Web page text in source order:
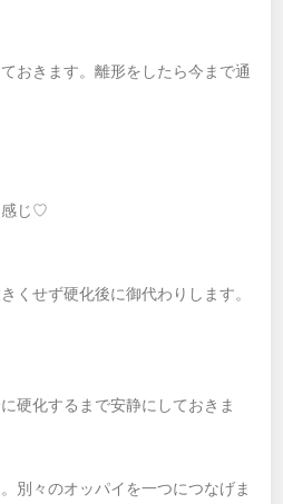
おきます。離形をしたら今まで通
感じ♡
くせず硬化後に御代わりします。
硬化するまで安静にしておきま
別々のオッパイを一つにつなげま